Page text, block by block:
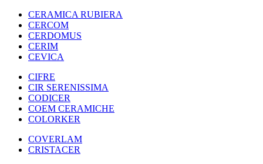
CERAMICA RUBIERA
CERCOM
CERDOMUS
CERIM
CEVICA
CIFRE
CIR SERENISSIMA
CODICER
COEM CERAMICHE
COLORKER
COVERLAM
CRISTACER